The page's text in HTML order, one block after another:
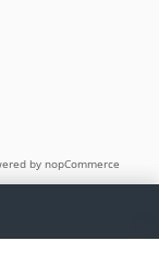
by nopCommerce